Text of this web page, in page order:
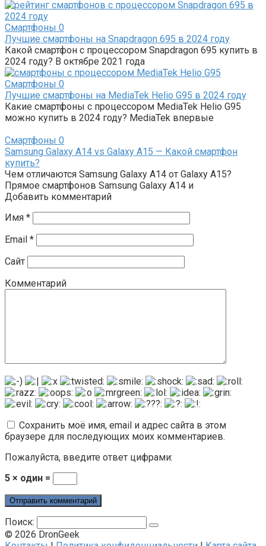
Смартфоны 0
Лучшие смартфоны на Snapdragon 695 в 2024 году
Какой смартфон с процессором Snapdragon 695 купить в
2024 году? В октябре 2021 года
Смартфоны 0
Лучшие смартфоны на MediaTek Helio G95 в 2024 году
Какие смартфоны с процессором MediaTek Helio G95
можно купить в 2024 году? MediaTek впервые
Смартфоны 0
Samsung Galaxy A14 vs Galaxy A15 — Какой смартфон
купить?
Чем отличаются Samsung Galaxy A14 от Galaxy A15?
Прямое смартфонов Samsung Galaxy A14 и
Добавить комментарий
Имя *
Email *
Сайт
Комментарий
Сохранить моё имя, email и адрес сайта в этом
браузере для последующих моих комментариев.
Пожалуйста, введите ответ цифрами:
5 × один =
Поиск:
© 2026 DronGeek